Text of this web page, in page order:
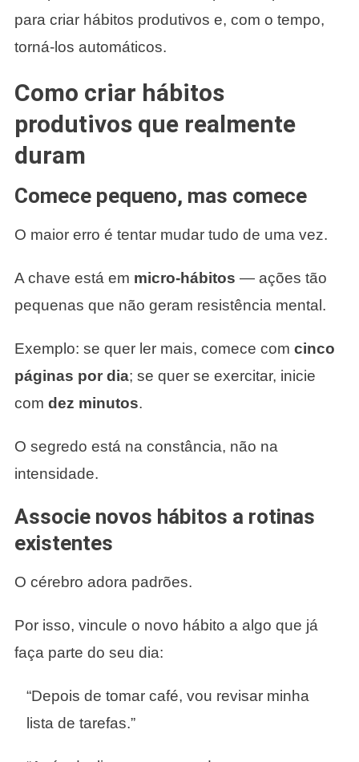
para criar hábitos produtivos e, com o tempo,
torná-los automáticos.
Como criar hábitos
produtivos que realmente
duram
Comece pequeno, mas comece
O maior erro é tentar mudar tudo de uma vez.
A chave está em micro-hábitos — ações tão
pequenas que não geram resistência mental.
Exemplo: se quer ler mais, comece com cinco
páginas por dia; se quer se exercitar, inicie
com dez minutos.
O segredo está na constância, não na
intensidade.
Associe novos hábitos a rotinas
existentes
O cérebro adora padrões.
Por isso, vincule o novo hábito a algo que já
faça parte do seu dia:
“Depois de tomar café, vou revisar minha
lista de tarefas.”